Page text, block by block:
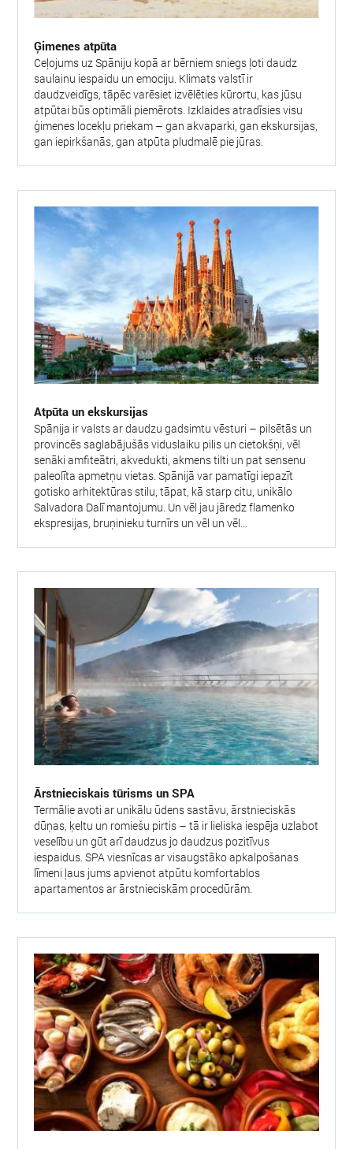
Ģimenes atpūta
Ceļojums uz Spāniju kopā ar bērniem sniegs ļoti daudz
saulainu iespaidu un emociju. Klimats valstī ir
daudzveidīgs, tāpēc varēsiet izvēlēties kūrortu, kas jūsu
atpūtai būs optimāli piemērots. Izklaides atradīsies visu
ģimenes locekļu priekam – gan akvaparki, gan ekskursijas,
gan iepirkšanās, gan atpūta pludmalē pie jūras.
Atpūta un ekskursijas
Spānija ir valsts ar daudzu gadsimtu vēsturi – pilsētās un
provincēs saglabājušās viduslaiku pilis un cietokšņi, vēl
senāki amfiteātri, akvedukti, akmens tilti un pat sensenu
paleolīta apmetņu vietas. Spānijā var pamatīgi iepazīt
gotisko arhitektūras stilu, tāpat, kā starp citu, unikālo
Salvadora Dalī mantojumu. Un vēl jau jāredz flamenko
ekspresijas, bruņinieku turnīrs un vēl un vēl…
Ārstnieciskais tūrisms un SPA
Termālie avoti ar unikālu ūdens sastāvu, ārstnieciskās
dūņas, ķeltu un romiešu pirtis – tā ir lieliska iespēja uzlabot
veselību un gūt arī daudzus jo daudzus pozitīvus
iespaidus. SPA viesnīcas ar visaugstāko apkalpošanas
līmeni ļaus jums apvienot atpūtu komfortablos
apartamentos ar ārstnieciskām procedūrām.